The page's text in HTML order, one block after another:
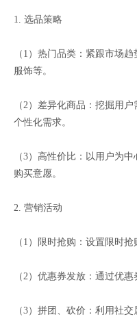
1. 选品策略
（1）热门品类：紧跟市场
服饰等。
（2）差异化商品：挖掘用
个性化需求。
（3）高性价比：以用户为
购买意愿。
2. 营销活动
（1）限时抢购：设置限时
（2）优惠券发放：通过优
（3）拼团、砍价：利用社